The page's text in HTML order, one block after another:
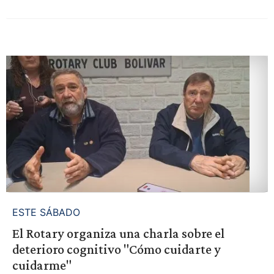
ESTE SÁBADO
El Rotary organiza una charla sobre el
deterioro cognitivo "Cómo cuidarte y
cuidarme"